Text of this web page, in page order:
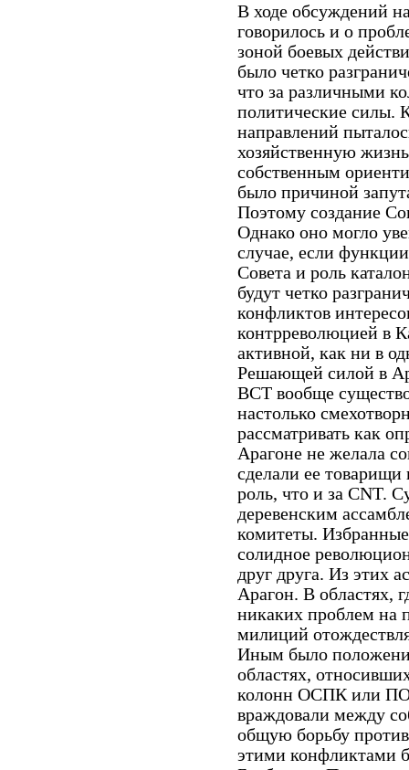
В ходе обсуждений
говорилось и о
зоной боевых
было четко
что за различными
политические силы.
направлений
хозяйственную
собственным
было причиной
Поэтому создание
Однако оно могло
случае, если
Совета и роль
будут четко
конфликтов
контрреволюцией в
активной, как ни в
Решающей силой в
ВСТ вообще
настолько
рассматривать как
Арагоне не желала
сделали ее
роль, что и за CNT.
деревенским
комитеты.
солидное
друг друга. Из этих
Арагон. В областях,
никаких проблем на
милиций
Иным было
областях,
колонн ОСПК или
враждовали между
общую борьбу
этими конфликтами